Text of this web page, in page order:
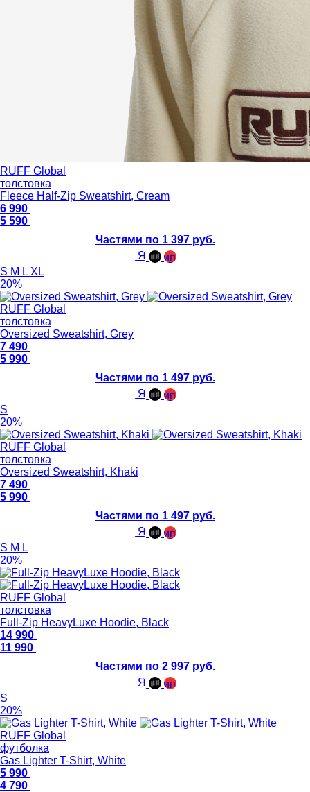
RUFF Global
толстовка
Fleece Half-Zip Sweatshirt, Cream
6 990
5 590
Частями по 1 397 руб.
S M L XL
20%
RUFF Global
толстовка
Oversized Sweatshirt, Grey
7 490
5 990
Частями по 1 497 руб.
S
20%
RUFF Global
толстовка
Oversized Sweatshirt, Khaki
7 490
5 990
Частями по 1 497 руб.
S M L
20%
RUFF Global
толстовка
Full-Zip HeavyLuxe Hoodie, Black
14 990
11 990
Частями по 2 997 руб.
S
20%
RUFF Global
футболка
Gas Lighter T-Shirt, White
5 990
4 790